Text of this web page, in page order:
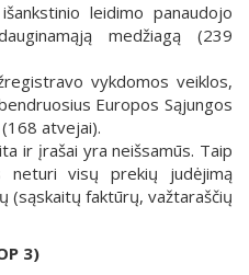
leidimo panaudojo
medžiagą (239
vykdomos veiklos,
Europos Sąjungos
atvejai).
ir įrašai yra neišsamūs. Taip
neturi visų prekių judėjimą
(sąskaitų faktūrų, važtaraščių
3)